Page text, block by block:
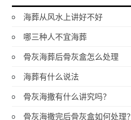
海葬从风水上讲好不好
哪三种人不宜海葬
骨灰海葬后骨灰盒怎么处理
海葬有什么说法
骨灰海撒有什么讲究吗？
骨灰海撒完后骨灰盒如何处理？